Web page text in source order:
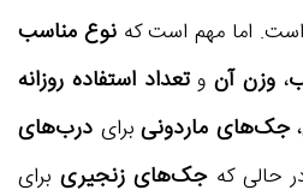
اما مهم است کهنوع مناسب
، وزن آنوتعداد استفاده روزانه
جک‌های ماردونی برای درب‌های
حالی کهجک‌های زنجیری برای